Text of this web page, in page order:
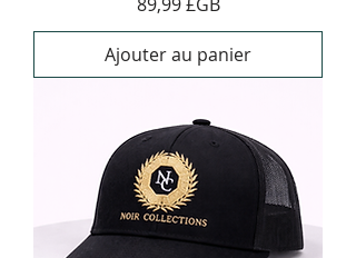
Ajouter au panier